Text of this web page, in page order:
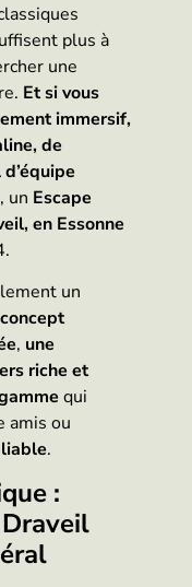
plus à
une
Et si vous
immersif,
de
, un Escape
en Essonne
un
, une
riche et
qui
amis ou
.
:
Draveil